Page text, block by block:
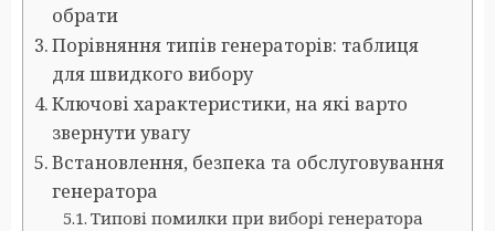
обрати
Порівняння типів генераторів: таблиця
для швидкого вибору
Ключові характеристики, на які варто
звернути увагу
Встановлення, безпека та обслуговування
генератора
Типові помилки при виборі генератора